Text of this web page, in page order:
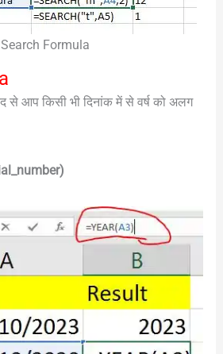
Search Formula
से आप किसी भी दिनांक में से वर्ष को अलग